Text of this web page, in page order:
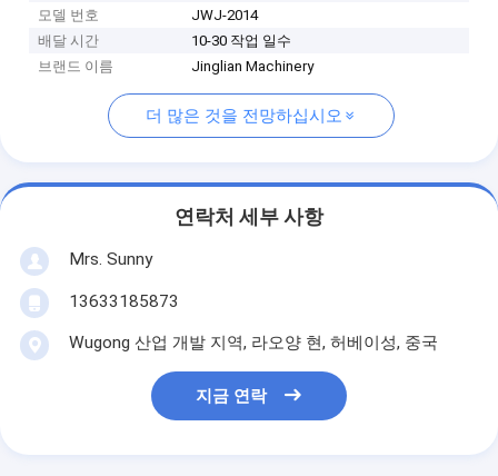
모델 번호
JWJ-2014
배달 시간
10-30 작업 일수
브랜드 이름
Jinglian Machinery
더 많은 것을 전망하십시오
연락처 세부 사항
Mrs. Sunny
13633185873
Wugong 산업 개발 지역, 라오양 현, 허베이성, 중국
지금 연락